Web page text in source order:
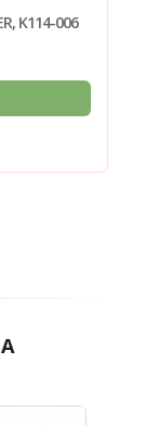
K114-006